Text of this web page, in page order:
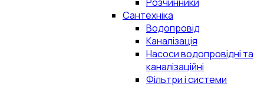
Сантехніка
Водопровід
Каналізація
Насоси водопровідні та
каналізаційні
Фільтри і системи